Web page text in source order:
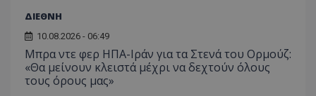
ΔΙΕΘΝΗ
10.08.2026 - 06:49
Μπρα ντε φερ ΗΠΑ-Ιράν για τα Στενά του Ορμούζ:
«Θα μείνουν κλειστά μέχρι να δεχτούν όλους
τους όρους μας»